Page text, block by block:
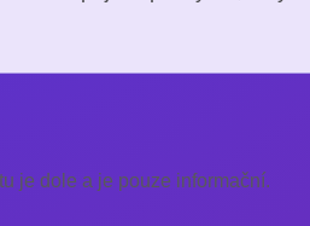
je dole a je pouze informační.